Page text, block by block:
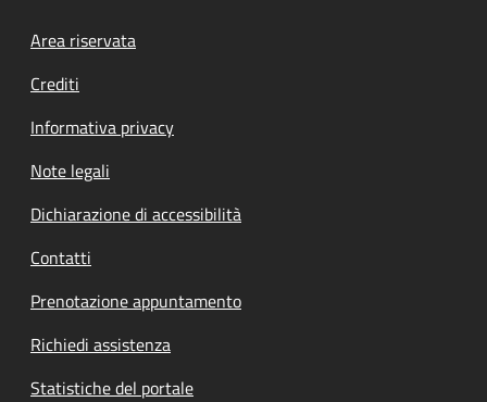
Footer menu
Area riservata
Crediti
Informativa privacy
Note legali
Dichiarazione di accessibilità
Contatti
Prenotazione appuntamento
Richiedi assistenza
Statistiche del portale